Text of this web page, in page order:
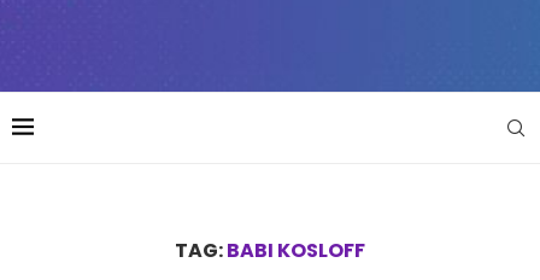
TAG:BABI KOSLOFF